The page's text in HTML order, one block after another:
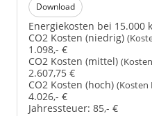
Download
Energiekosten bei 15.000
CO2 Kosten (niedrig)
1.098,- €
CO2 Kosten (mittel)
2.607,75 €
CO2 Kosten (hoch) (Kosten
4.026,- €
Jahressteuer: 85,- €